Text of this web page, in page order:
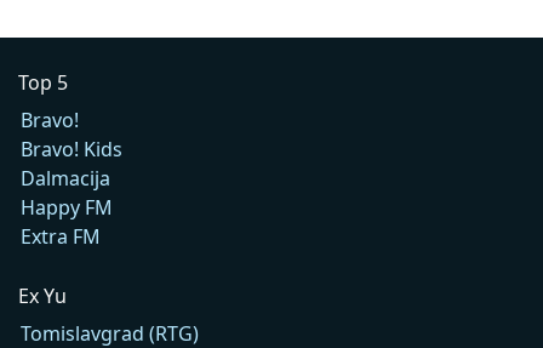
Top 5
Bravo!
Bravo! Kids
Dalmacija
Happy FM
Extra FM
Ex Yu
Tomislavgrad (RTG)